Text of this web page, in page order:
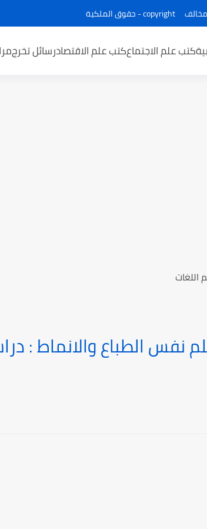
مخالف copyright - حقوق الملكية
كتب علم الاجتماعكتب علم الاقتصادرسائل تخرج
نفس الطباع والانماط :